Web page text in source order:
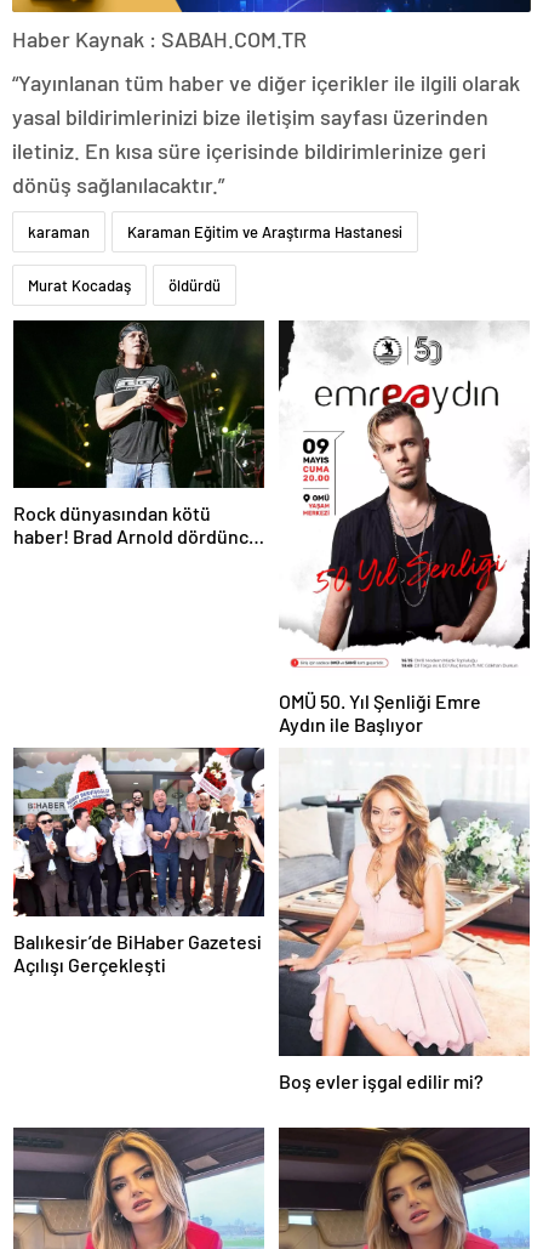
Haber Kaynak : SABAH.COM.TR
“Yayınlanan tüm haber ve diğer içerikler ile ilgili olarak
yasal bildirimlerinizi bize iletişim sayfası üzerinden
iletiniz. En kısa süre içerisinde bildirimlerinize geri
dönüş sağlanılacaktır.”
karaman Karaman Eğitim ve Araştırma Hastanesi
Murat Kocadaş öldürdü
Rock dünyasından kötü
haber! Brad Arnold dördüncü
OMÜ 50. Yıl Şenliği Emre
Aydın ile Başlıyor
Balıkesir’de BiHaber Gazetesi
Açılışı Gerçekleşti
Boş evler işgal edilir mi?